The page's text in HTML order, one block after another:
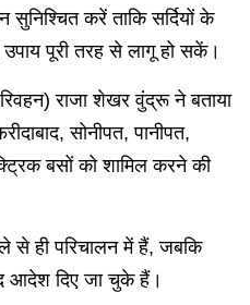
करें ताकि सर्दियों के
पूरी तरह से लागू हो सकें।
राजा शेखर वुंद्रू ने बताया
सोनीपत, पानीपत,
बसों को शामिल करने की
से ही परिचालन में हैं, जबकि
आदेश दिए जा चुके हैं।